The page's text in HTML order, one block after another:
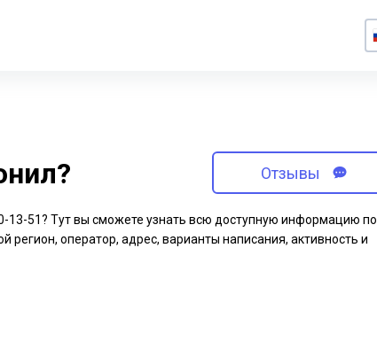
Отзывы
13-51? Тут вы сможете узнать всю доступную информацию по
регион, оператор, адрес, варианты написания, активность и